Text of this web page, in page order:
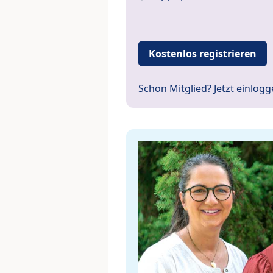
Kostenlos registrieren
Schon Mitglied? Jetzt